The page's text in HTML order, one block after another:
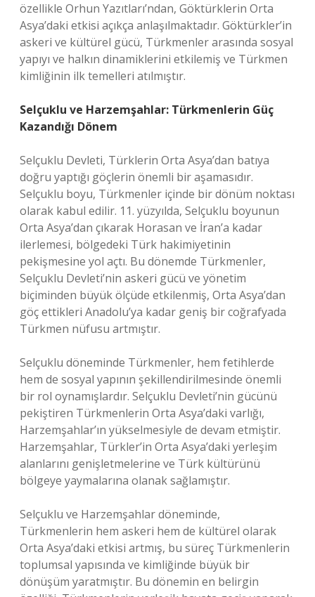
özellikle Orhun Yazıtları’ndan, Göktürklerin Orta
Asya’daki etkisi açıkça anlaşılmaktadır. Göktürkler’in
askeri ve kültürel gücü, Türkmenler arasında sosyal
yapıyı ve halkın dinamiklerini etkilemiş ve Türkmen
kimliğinin ilk temelleri atılmıştır.
Selçuklu ve Harzemşahlar: Türkmenlerin Güç
Kazandığı Dönem
Selçuklu Devleti, Türklerin Orta Asya’dan batıya
doğru yaptığı göçlerin önemli bir aşamasıdır.
Selçuklu boyu, Türkmenler içinde bir dönüm noktası
olarak kabul edilir. 11. yüzyılda, Selçuklu boyunun
Orta Asya’dan çıkarak Horasan ve İran’a kadar
ilerlemesi, bölgedeki Türk hakimiyetinin
pekişmesine yol açtı. Bu dönemde Türkmenler,
Selçuklu Devleti’nin askeri gücü ve yönetim
biçiminden büyük ölçüde etkilenmiş, Orta Asya’dan
göç ettikleri Anadolu’ya kadar geniş bir coğrafyada
Türkmen nüfusu artmıştır.
Selçuklu döneminde Türkmenler, hem fetihlerde
hem de sosyal yapının şekillendirilmesinde önemli
bir rol oynamışlardır. Selçuklu Devleti’nin gücünü
pekiştiren Türkmenlerin Orta Asya’daki varlığı,
Harzemşahlar’ın yükselmesiyle de devam etmiştir.
Harzemşahlar, Türkler’in Orta Asya’daki yerleşim
alanlarını genişletmelerine ve Türk kültürünü
bölgeye yaymalarına olanak sağlamıştır.
Selçuklu ve Harzemşahlar döneminde,
Türkmenlerin hem askeri hem de kültürel olarak
Orta Asya’daki etkisi artmış, bu süreç Türkmenlerin
toplumsal yapısında ve kimliğinde büyük bir
dönüşüm yaratmıştır. Bu dönemin en belirgin